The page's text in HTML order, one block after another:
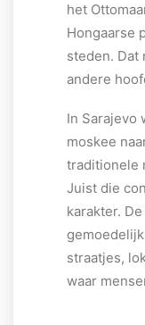
het
Hongaarse
steden. Dat
andere
In Sarajevo
moskee
traditionele
Juist die
karakter.
straatjes,
waar